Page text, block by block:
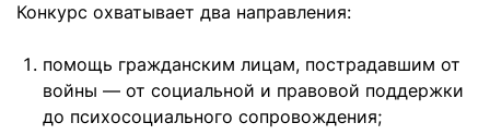
Конкурс охватывает два направления:
помощь гражданским лицам, пострадавшим от
войны — от социальной и правовой поддержки
до психосоциального сопровождения;